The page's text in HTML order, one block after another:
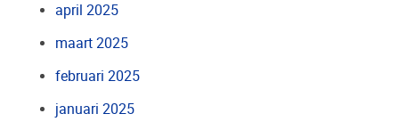
april 2025
maart 2025
februari 2025
januari 2025